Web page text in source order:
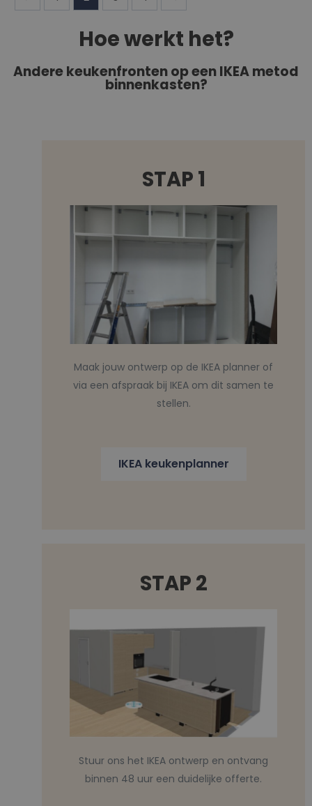
Hoe werkt het?
Andere keukenfronten op een IKEA metod
binnenkasten?
STAP 1
Maak jouw ontwerp op de IKEA planner of
via een afspraak bij IKEA om dit samen te
stellen.
IKEA keukenplanner
STAP 2
Stuur ons het IKEA ontwerp en ontvang
binnen 48 uur een duidelijke offerte.